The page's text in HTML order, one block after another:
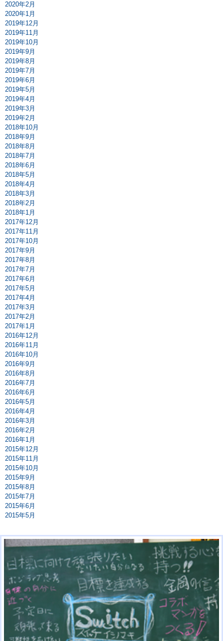
2020年2月
2020年1月
2019年12月
2019年11月
2019年10月
2019年9月
2019年8月
2019年7月
2019年6月
2019年5月
2019年4月
2019年3月
2019年2月
2018年10月
2018年9月
2018年8月
2018年7月
2018年6月
2018年5月
2018年4月
2018年3月
2018年2月
2018年1月
2017年12月
2017年11月
2017年10月
2017年9月
2017年8月
2017年7月
2017年6月
2017年5月
2017年4月
2017年3月
2017年2月
2017年1月
2016年12月
2016年11月
2016年10月
2016年9月
2016年8月
2016年7月
2016年6月
2016年5月
2016年4月
2016年3月
2016年2月
2016年1月
2015年12月
2015年11月
2015年10月
2015年9月
2015年8月
2015年7月
2015年6月
2015年5月